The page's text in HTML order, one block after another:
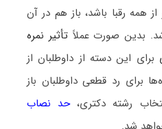
همه رقبا باشد، باز هم در آن
بدین صورت عملاً تأثیر نمره
برای این دسته از داوطلبان از
برای رد قطعی داوطلبان باز
رشته دکتری،حد نصاب